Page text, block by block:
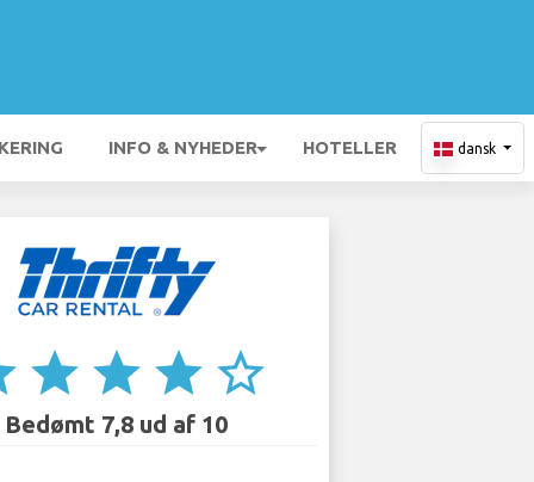
INFO & NYHEDER HOTELLER dansk
star star star star_border
Bedømt 7,8 ud af 10